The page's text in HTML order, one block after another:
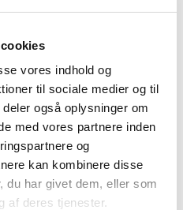
vores indhold og
til sociale medier og til
også oplysninger om
med vores partnere inden
og
kan kombinere disse
du har givet dem, eller som
af deres tjenester.